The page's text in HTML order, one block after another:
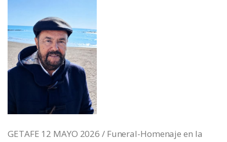
GETAFE 12 MAYO 2026 / Funeral-Homenaje en la